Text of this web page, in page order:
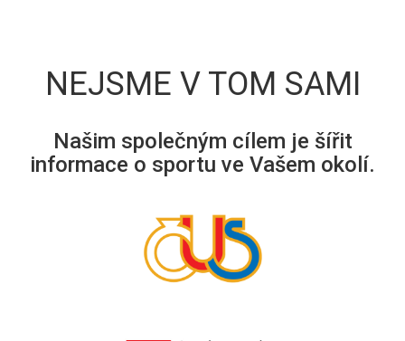
NEJSME V TOM SAMI
Našim společným cílem je šířit
informace o sportu ve Vašem okolí.